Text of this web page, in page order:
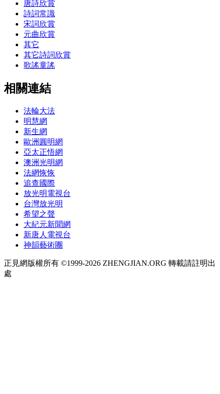
唐詩欣賞
詩詞常識
宋詞欣賞
元曲欣賞
其它
其它詩詞欣賞
歌謠童謠
相關連結
法輪大法
明慧網
新生網
歐洲圓明網
亞太正悟網
澳洲光明網
法網恢恢
追查國際
放光明電視台
台灣放光明
希望之聲
大紀元新聞網
新唐人電視台
神韻藝術團
正見網版權所有 ©1999-2026 ZHENGJIAN.ORG 轉載請註明出
處